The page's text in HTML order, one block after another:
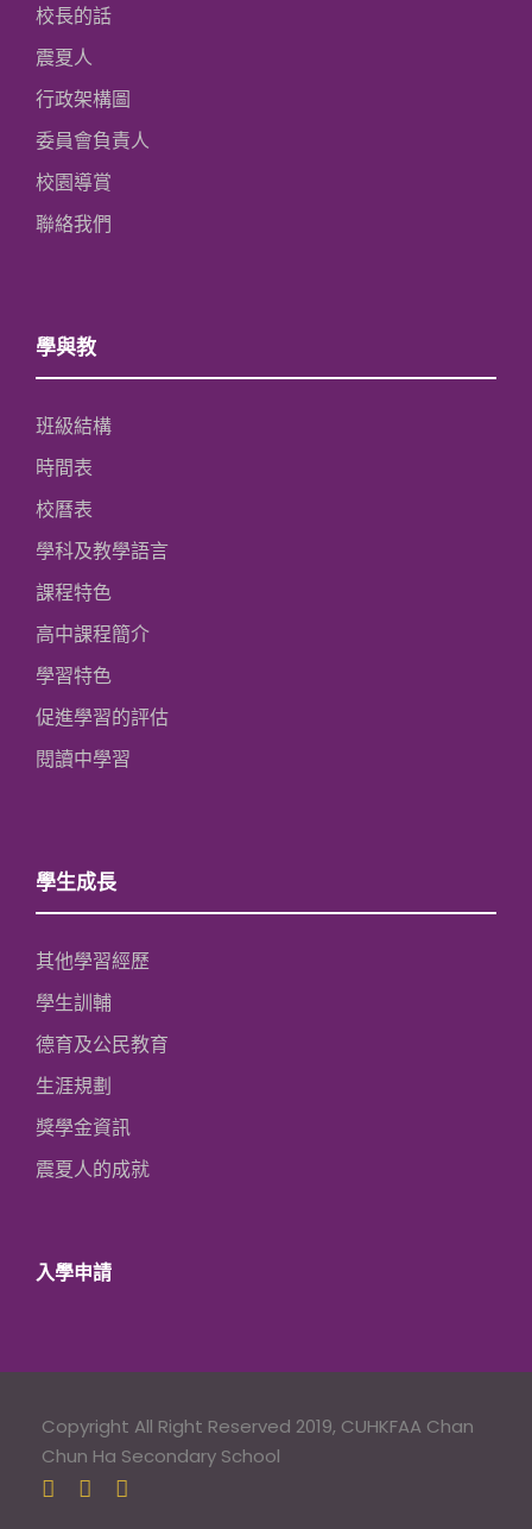
校長的話
震夏人
行政架構圖
委員會負責人
校園導賞
聯絡我們
學與教
班級結構
時間表
校曆表
學科及教學語言
課程特色
高中課程簡介
學習特色
促進學習的評估
閱讀中學習
學生成長
其他學習經歷
學生訓輔
德育及公民教育
生涯規劃
獎學金資訊
震夏人的成就
入學申請
Copyright All Right Reserved 2019, CUHKFAA Chan
Chun Ha Secondary School